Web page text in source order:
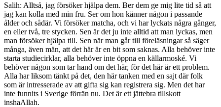
Salih: Alltså, jag försöker hjälpa dem. Ber dem ge mig lite tid så att
jag kan kolla med min fru. Ser om hon känner någon i passande
ålder och sådär. Vi försöker matcha, och vi har lyckats några gånger,
en eller två, tre stycken. Sen är det ju inte alltid att man lyckas, men
man försöker hjälpa till. Sen när man går till föreläsningar så säger
många, även män, att det här är en bit som saknas. Alla behöver inte
starta studiecirklar, alla behöver inte öppna en källarmoské. Vi
behöver någon som tar hand om det här, för det här är ett problem.
Alla har liksom tänkt på det, den här tanken med en sajt där folk
som är intresserade av att gifta sig kan registrera sig. Men det har
inte funnits i Sverige förrän nu. Det är ett jättebra tillskott
inshaAllah.